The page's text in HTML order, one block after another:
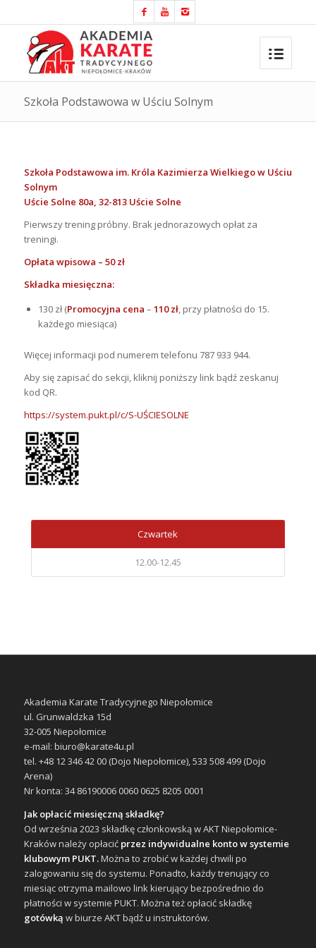
Szkoła Podstawowa w Uściu Solnym
Szkoła Podstawowa im. Króla Kazimierza Wielkiego w Uściu
Solnym
Uście Solne 80a, 32-813 Uście Solne
Pierwszy trening próbny. Brak jednorazowych opłat za
treningi.
Opłata wpisowa – 50 zł
Składka miesięczna:
130 zł (Promocyjna cena – 110 zł, przy płatności do 15.
każdego miesiąca)
Więcej informacji pod numerem telefonu 787 933 944.
Aby się zapisać do sekcji, kliknij poniższy link bądź zeskanuj
kod QR.
https://system.pukt.pl/c/S-UŚCIESOLNE
Czwartek
12.00-12.45
Akademia Karate Tradycyjnego Niepołomice
ul. Grunwaldzka 15d
32-005 Niepołomice
e-mail: biuro@karate4u.pl
tel. +48 12 346 42 00 (Dojo Niepołomice), 533 508 499 (Dojo
Arena)
Nr konta: 34 86190006 0060 0625 8205 0001
Jak opłacić miesięczną składkę?
Od września 2023 składkę członkowską w AKT Niepołomice-
Kraków należy opłacić przez indywidualne konto w systemie
klubowym PUKT.Można to zrobić w każdej chwili po
zalogowaniu się do systemu. Ponadto, każdy trenujący co
miesiąc otrzyma mailowo link kierujący bezpośrednio do
płatności w systemie PUKT. Można też opłacić składkę
gotówką w biurze AKT bądź u instruktorów.